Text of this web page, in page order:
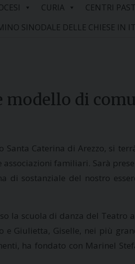
CURIA CENTRI
SINODALE DELLE CHIESE IN
modello di
Santa Caterina di Arezzo, si
familiari. Sarà
di sostanziale del nostro
la scuola di danza del
e Giulietta, Giselle, nei più
ha fondato con Marinel